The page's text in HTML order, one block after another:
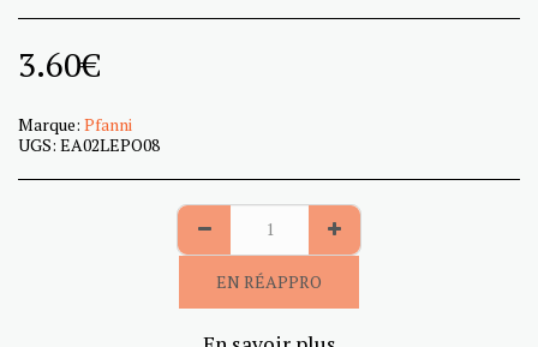
3.60€
Marque: Pfanni
UGS: EA02LEPO08
EN RÉAPPRO